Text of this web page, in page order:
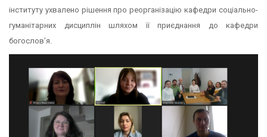
інституту ухвалено рішення про реорганізацію кафедри соціально-
гуманітарних дисциплін шляхом її приєднання до кафедри
богослов’я.